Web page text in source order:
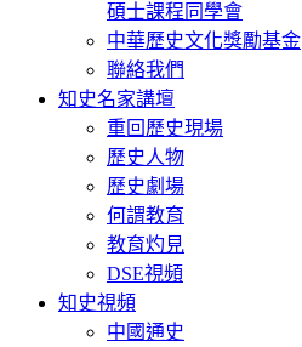
碩士課程同學會
中華歷史文化獎勵基金
聯絡我們
知史名家講壇
重回歷史現場
歷史人物
歷史劇場
何謂教育
教育灼見
DSE視頻
知史視頻
中國通史